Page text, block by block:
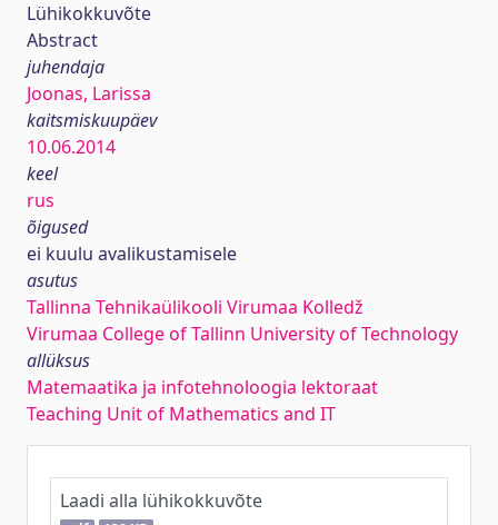
Lühikokkuvõte
Abstract
juhendaja
Joonas, Larissa
kaitsmiskuupäev
10.06.2014
keel
rus
õigused
ei kuulu avalikustamisele
asutus
Tallinna Tehnikaülikooli Virumaa Kolledž
Virumaa College of Tallinn University of Technology
allüksus
Matemaatika ja infotehnoloogia lektoraat
Teaching Unit of Mathematics and IT
Laadi alla lühikokkuvõte